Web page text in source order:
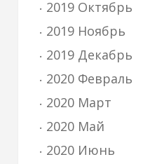
2019 Октябрь
2019 Ноябрь
2019 Декабрь
2020 Февраль
2020 Март
2020 Май
2020 Июнь